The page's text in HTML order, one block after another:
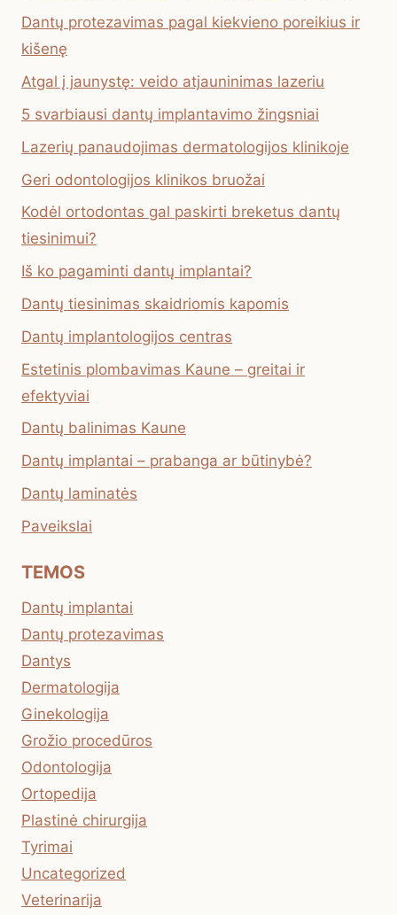
Dantų protezavimas pagal kiekvieno poreikius ir
kišenę
Atgal į jaunystę: veido atjauninimas lazeriu
5 svarbiausi dantų implantavimo žingsniai
Lazerių panaudojimas dermatologijos klinikoje
Geri odontologijos klinikos bruožai
Kodėl ortodontas gal paskirti breketus dantų
tiesinimui?
Iš ko pagaminti dantų implantai?
Dantų tiesinimas skaidriomis kapomis
Dantų implantologijos centras
Estetinis plombavimas Kaune – greitai ir
efektyviai
Dantų balinimas Kaune
Dantų implantai – prabanga ar būtinybė?
Dantų laminatės
Paveikslai
TEMOS
Dantų implantai
Dantų protezavimas
Dantys
Dermatologija
Ginekologija
Grožio procedūros
Odontologija
Ortopedija
Plastinė chirurgija
Tyrimai
Uncategorized
Veterinarija